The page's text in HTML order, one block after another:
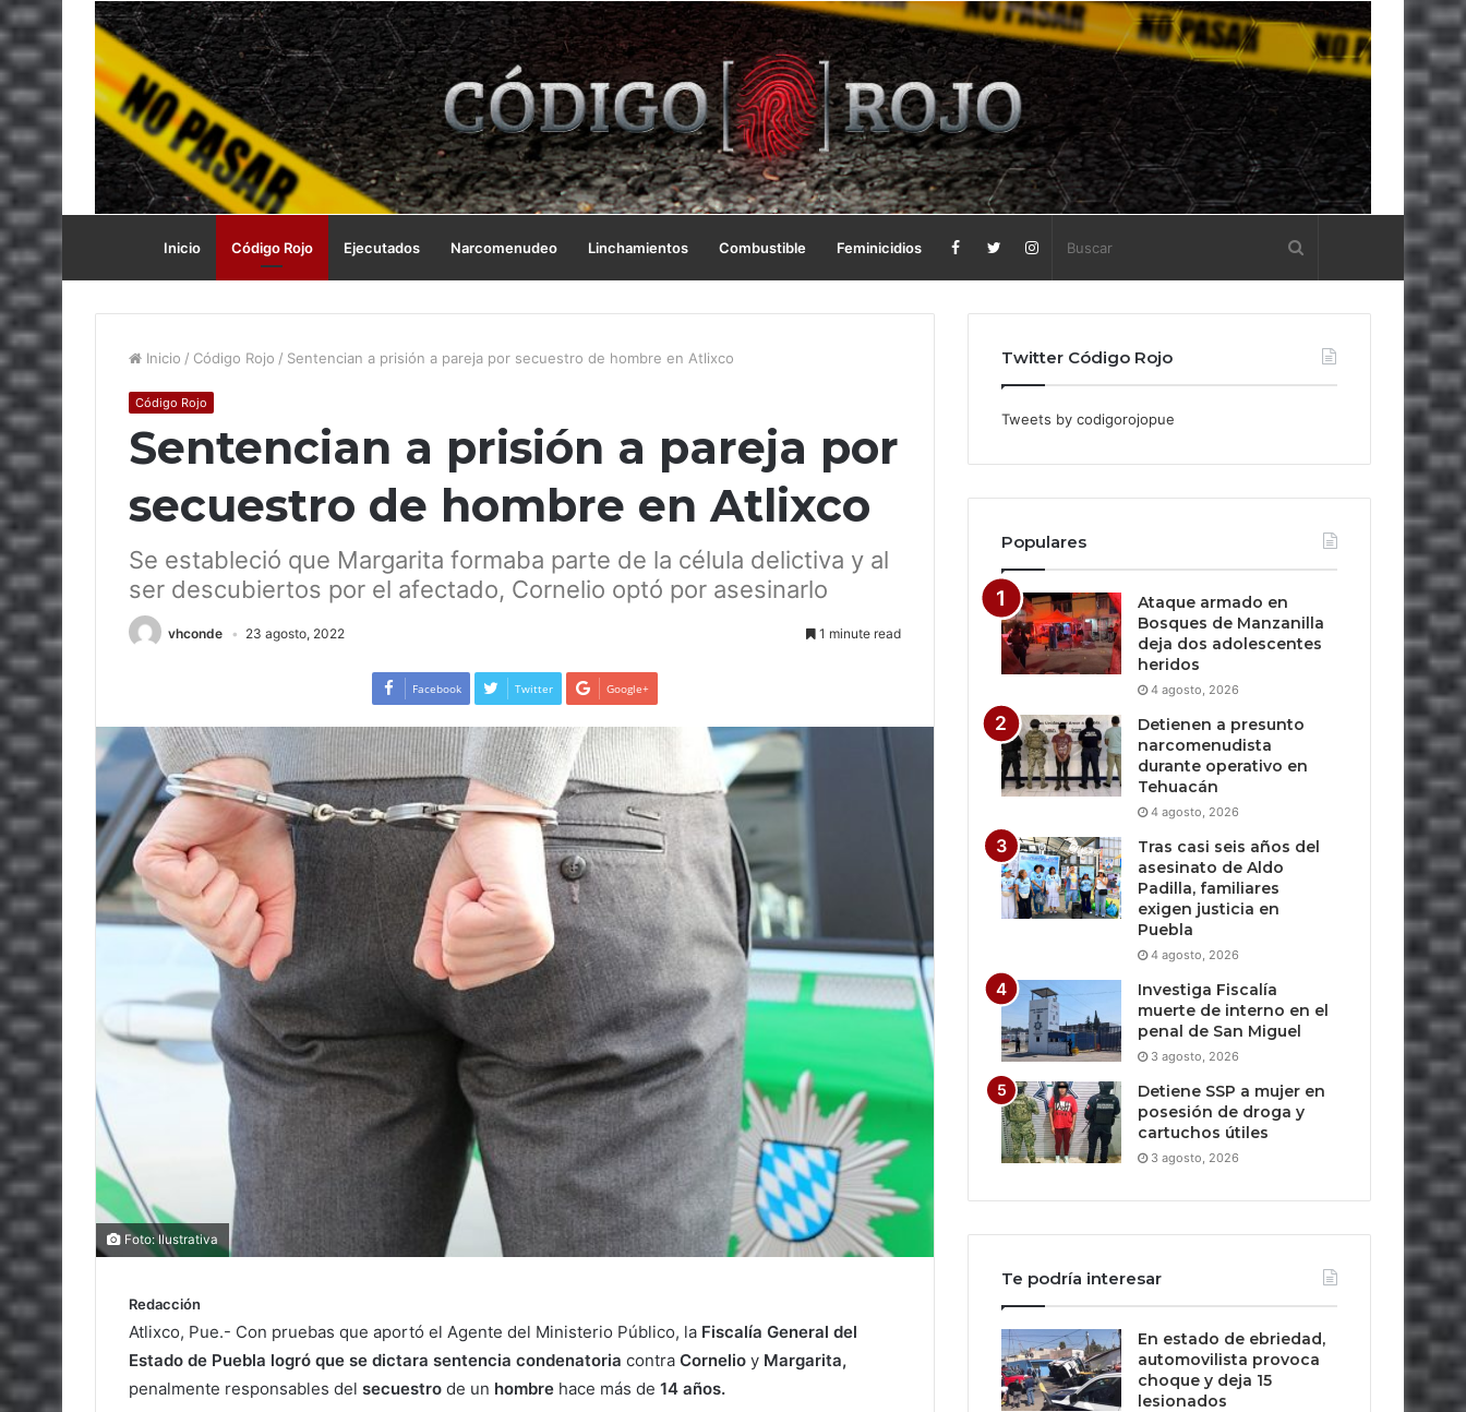
Inicio Código Rojo Ejecutados Narcomenudeo Linchamientos Combustible Feminicidios
Inicio / Código Rojo / Sentencian a prisión a pareja por secuestro de hombre en Atlixco
Código Rojo
Sentencian a prisión a pareja por
secuestro de hombre en Atlixco
Se estableció que Margarita formaba parte de la célula delictiva y al
ser descubiertos por el afectado, Cornelio optó por asesinarlo
vhconde 23 agosto, 2022 1 minute read
Facebook Twitter Google+
Foto: Ilustrativa
Redacción
Atlixco, Pue.- Con pruebas que aportó el Agente del Ministerio Público, la Fiscalía General del
Estado de Puebla logró que se dictara sentencia condenatoria contra Cornelio y Margarita,
penalmente responsables del secuestro de un hombre hace más de 14 años.
Twitter Código Rojo
Tweets by codigorojopue
Populares
Ataque armado en
Bosques de Manzanilla
deja dos adolescentes
heridos
4 agosto, 2026
Detienen a presunto
narcomenudista
durante operativo en
Tehuacán
4 agosto, 2026
Tras casi seis años del
asesinato de Aldo
Padilla, familiares
exigen justicia en
Puebla
4 agosto, 2026
Investiga Fiscalía
muerte de interno en el
penal de San Miguel
3 agosto, 2026
Detiene SSP a mujer en
posesión de droga y
cartuchos útiles
3 agosto, 2026
Te podría interesar
En estado de ebriedad,
automovilista provoca
choque y deja 15
lesionados